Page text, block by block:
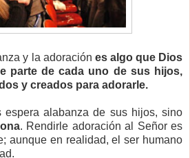
y la adoración es algo que Dios
parte de cada uno de sus hijos,
y creados para adorarle.
espera alabanza de sus hijos, sino
. Rendirle adoración al Señor es
aunque en realidad, el ser humano